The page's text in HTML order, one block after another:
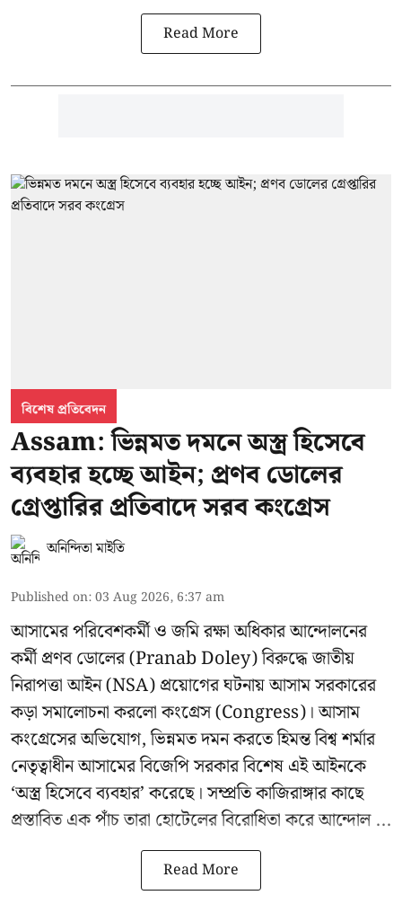
Read More
বিশেষ প্রতিবেদন
Assam: ভিন্নমত দমনে অস্ত্র হিসেবে
ব্যবহার হচ্ছে আইন; প্রণব ডোলের
গ্রেপ্তারির প্রতিবাদে সরব কংগ্রেস
অনিন্দিতা মাইতি
Published on:03 Aug 2026, 6:37 am
আসামের পরিবেশকর্মী ও জমি রক্ষা অধিকার আন্দোলনের
কর্মী প্রণব ডোলের (Pranab Doley) বিরুদ্ধে জাতীয়
নিরাপত্তা আইন (NSA) প্রয়োগের ঘটনায় আসাম সরকারের
কড়া সমালোচনা করলো কংগ্রেস (Congress)। আসাম
কংগ্রেসের অভিযোগ, ভিন্নমত দমন করতে হিমন্ত বিশ্ব শর্মার
নেতৃত্বাধীন আসামের বিজেপি সরকার বিশেষ এই আইনকে
‘অস্ত্র হিসেবে ব্যবহার’ করেছে। সম্প্রতি কাজিরাঙ্গার কাছে
প্রস্তাবিত এক পাঁচ তারা হোটেলের বিরোধিতা করে আন্দোল ...
Read More